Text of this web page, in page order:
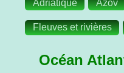
Adriatique Azov
Fleuves et rivières
Océan